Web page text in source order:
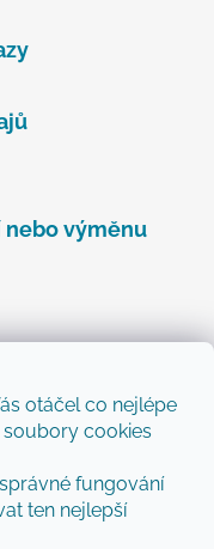
otáčel co nejlépe
cookies
fungování
ten nejlepší
výměnu
zasílat informace
shopu.
zasílat ty nejlepší